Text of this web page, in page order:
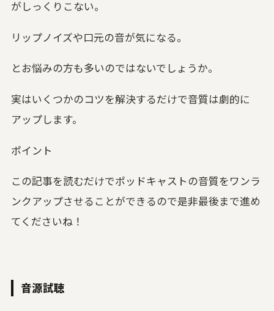
PIANO
葉方式のチーム編集｜3 人と録音を編集
LUT 33 本｜ブラウザで適用・DaVinci 用
変換 (無料)｜ジャケット・サムネイルを規
おりに
がしっくりこない。
リップノイズや口元の音が気になる。
とお悩みの方も多いのではないでしょうか。
実はいくつかのコツを解決するだけで音質は劇的に
アップします。
ポイント
この記事を読むだけでポッドキャストの音質をワンラ
ンクアップさせることができるので是非最後まで進め
てくださいね！
音源試聴